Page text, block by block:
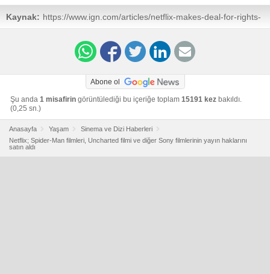
Kaynak: https://www.ign.com/articles/netflix-makes-deal-for-rights-
to-sony-pictures-including-upcoming-spider-man-films
Abone ol
Şu anda 1 misafirin görüntülediği bu içeriğe toplam 15191 kez bakıldı.
(0,25 sn.)
Anasayfa Yaşam
Sinema ve Dizi Haberleri
Netflix; Spider-Man filmleri, Uncharted filmi ve diğer Sony filmlerinin yayın haklarını
satın aldı